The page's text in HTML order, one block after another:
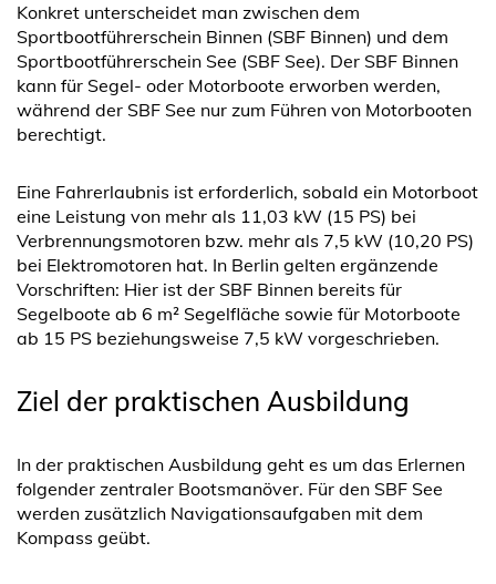
Konkret unterscheidet man zwischen dem
Sportbootführerschein Binnen (SBF Binnen) und dem
Sportbootführerschein See (SBF See). Der SBF Binnen
kann für Segel- oder Motorboote erworben werden,
während der SBF See nur zum Führen von Motorbooten
berechtigt.
Eine Fahrerlaubnis ist erforderlich, sobald ein Motorboot
eine Leistung von mehr als 11,03 kW (15 PS) bei
Verbrennungsmotoren bzw. mehr als 7,5 kW (10,20 PS)
bei Elektromotoren hat. In Berlin gelten ergänzende
Vorschriften: Hier ist der SBF Binnen bereits für
Segelboote ab 6 m² Segelfläche sowie für Motorboote
ab 15 PS beziehungsweise 7,5 kW vorgeschrieben.
Ziel der praktischen Ausbildung
In der praktischen Ausbildung geht es um das Erlernen
folgender zentraler Bootsmanöver. Für den SBF See
werden zusätzlich Navigationsaufgaben mit dem
Kompass geübt.